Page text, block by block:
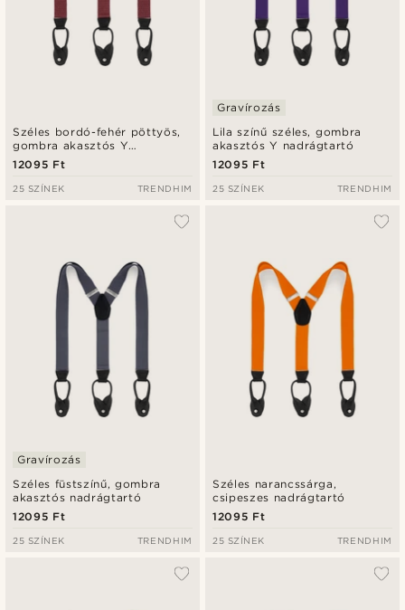
Széles bordó-fehér pöttyös,
gombra akasztós Y
nadrágtartó
12095 Ft
25 SZÍNEK TRENDHIM
Lila színű széles, gombra
akasztós Y nadrágtartó
Gravírozás
12095 Ft
25 SZÍNEK TRENDHIM
Széles füstszínű, gombra
akasztós nadrágtartó
Gravírozás
12095 Ft
25 SZÍNEK TRENDHIM
Széles narancssárga,
csipeszes nadrágtartó
12095 Ft
25 SZÍNEK TRENDHIM